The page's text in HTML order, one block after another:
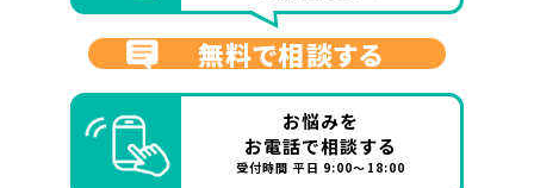
無料で相談する
お悩みを
お電話で相談する
受付時間 平日 9:00～18:00